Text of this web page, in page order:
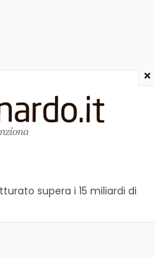
supera i 15 miliardi di
×